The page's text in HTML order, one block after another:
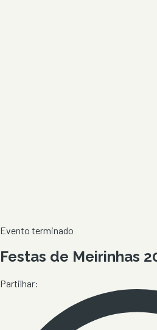
Evento terminado
Festas de Meirinhas
Partilhar: